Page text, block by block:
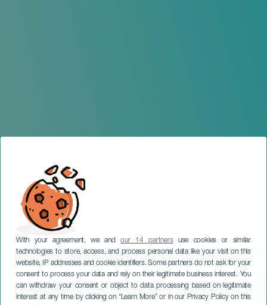
With your agreement, we andour 14 partnersuse cookies or similar
technologies to store, access, and process personal data like your visit on this
website, IP addresses and cookie identifiers. Some partners do not ask for your
consent to process your data and rely on their legitimate business interest. You
can withdraw your consent or object to data processing based on legitimate
interest at any time by clicking on “Learn More” or in our Privacy Policy on this
TENERIFE